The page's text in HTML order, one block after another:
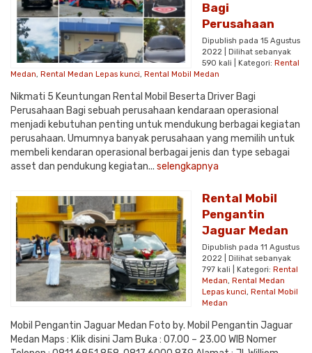
Bagi
Perusahaan
Dipublish pada 15 Agustus
2022 | Dilihat sebanyak
590 kali | Kategori: Rental
Medan, Rental Medan Lepas kunci, Rental Mobil Medan
Nikmati 5 Keuntungan Rental Mobil Beserta Driver Bagi
Perusahaan Bagi sebuah perusahaan kendaraan operasional
menjadi kebutuhan penting untuk mendukung berbagai kegiatan
perusahaan. Umumnya banyak perusahaan yang memilih untuk
membeli kendaran operasional berbagai jenis dan type sebagai
asset dan pendukung kegiatan... selengkapnya
Rental Mobil
Pengantin
Jaguar Medan
Dipublish pada 11 Agustus
2022 | Dilihat sebanyak
797 kali | Kategori: Rental
Medan, Rental Medan
Lepas kunci, Rental Mobil
Medan
Mobil Pengantin Jaguar Medan Foto by. Mobil Pengantin Jaguar
Medan Maps : Klik disini Jam Buka : 07.00 – 23.00 WIB Nomer